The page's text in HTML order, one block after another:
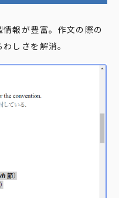
報が豊富。作文の際の
しさを解消。